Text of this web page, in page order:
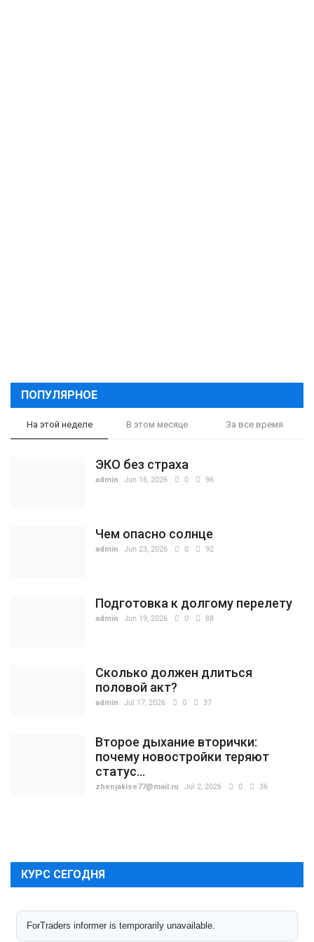
ПОПУЛЯРНОЕ
На этой неделе В этом месяце За все время
ЭКО без страха
admin Jun 16, 2026 0 96
Чем опасно солнце
admin Jun 23, 2026 0 92
Подготовка к долгому перелету
admin Jun 19, 2026 0 88
Сколько должен длиться
половой акт?
admin Jul 17, 2026 0 37
Второе дыхание вторички:
почему новостройки теряют
статус...
zhenjakise77@mail.ru Jul 2, 2026 0 36
КУРС СЕГОДНЯ